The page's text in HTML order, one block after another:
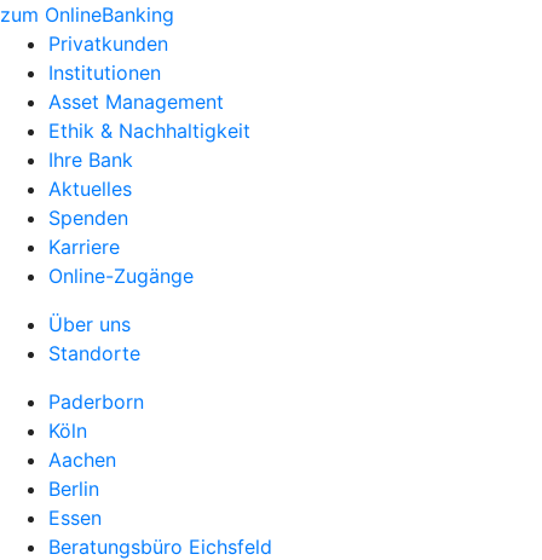
zum OnlineBanking
Privatkunden
Institutionen
Asset Management
Ethik & Nachhaltigkeit
Ihre Bank
Aktuelles
Spenden
Karriere
Online-Zugänge
Über uns
Standorte
Paderborn
Köln
Aachen
Berlin
Essen
Beratungsbüro Eichsfeld